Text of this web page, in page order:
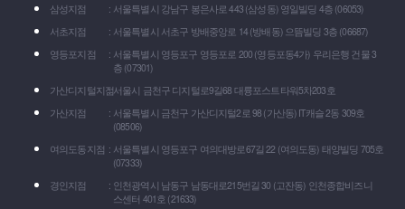
삼성지점
서울특별시 강남구 봉은사로 443 (삼성동) 영일빌딩 4층 (06053)
서초지점
서울특별시 서초구 방배중앙로 14 (방배동) 으뜸빌딩 3층 (06687)
영등포지점
서울특별시 영등포구 영등포로 200 (영등포동4가) 우리은행 건물 3
층 (07301)
가산디지털지점서울시 금천구 디지털로9길68 대륭포스트타워5차203호
가산지점
서울특별시 금천구 가산디지털2로 98 (가산동) IT캐슬 2동 309호
(08506)
여의도동지점
서울특별시 영등포구 여의대방로67길 22 (여의도동) 태양빌딩 705호
(07333)
경인지점
인천광역시 남동구 남동대로215번길 30 (고잔동) 인천종합비즈니
스센터 401호 (21633)